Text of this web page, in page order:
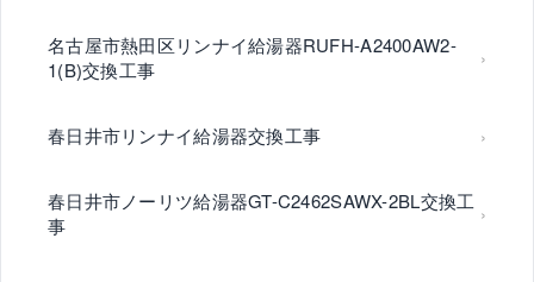
名古屋市熱田区リンナイ給湯器RUFH-A2400AW2-
1(B)交換工事
春日井市リンナイ給湯器交換工事
春日井市ノーリツ給湯器GT-C2462SAWX-2BL交換工
事